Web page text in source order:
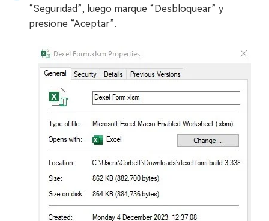
“Seguridad”, luego marque “Desbloquear” y
presione “Aceptar”.